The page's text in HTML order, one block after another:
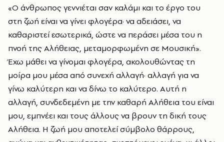
«Ο άνθρωπος γεννιέται σαν καλάμι και το έργο του
στη ζωή είναι να γίνει φλογέρα· να αδειάσει, να
καθαριστεί εσωτερικά, ώστε να περάσει μέσα του η
πνοή της Αλήθειας, μεταμορφωμένη σε Μουσική».
Έχω μάθει να γίνομαι φλογέρα, ακολουθώντας τη
μοίρα μου μέσα από συνεχή αλλαγή· αλλαγή για να
γίνω καλύτερη και να δίνω το καλύτερο. Αυτή η
αλλαγή, συνδεδεμένη με την καθαρή Αλήθεια του είναι
μου, εμπνέει και τους άλλους να βρουν τη δική τους
Αλήθεια. Η ζωή μου αποτελεί σύμβολο θάρρους,